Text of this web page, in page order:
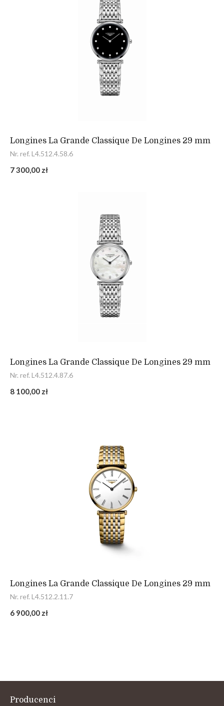
Longines La Grande Classique De Longines 29 mm
Nr. ref. L4.512.4.58.6
7 300,00 zł
Longines La Grande Classique De Longines 29 mm
Nr. ref. L4.512.4.87.6
8 100,00 zł
Longines La Grande Classique De Longines 29 mm
Nr. ref. L4.512.2.11.7
6 900,00 zł
Producenci